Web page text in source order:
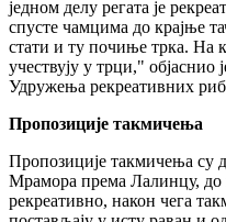
једном делу регата је
спусте чамцима до крајње
стати и ту почиње трка. На
учествују у трци,"
Удружења рекреативних
Пропозиције такмичења
Пропозиције такмичења су
Мрамора према Лалинцу, до
рекреативно, након чега